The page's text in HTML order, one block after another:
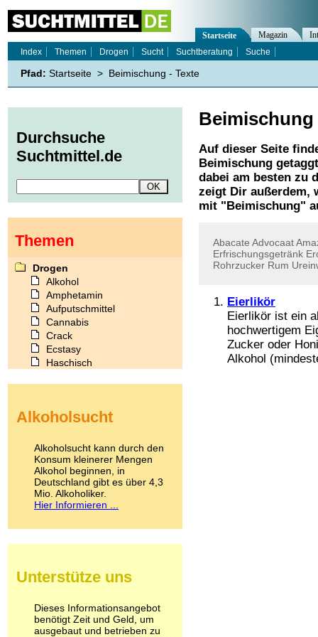
Beimischung
Auf dieser Seite
Beimischung
dabei am besten zu
zeigt Dir außerdem,
mit " Beimischung"
Abacate Advocaat
Erfrischungsgetränk
Rohrzucker Rum
Eierlikör
Eierlikör ist ein
hochwertigem
Zucker oder
Alkohol
Startseite Magazin
Index
Themen Drogen Sucht Suchtberatung Suche
Pfad: Startseite > Beimischung - Texte
Durchsuche
Suchtmittel.de
Themen
Drogen
Alkohol
Amphetamin
Aufputschmittel
Cannabis
Crack
Ecstasy
Haschisch
Kokain
LSD
Marihuana
Medikamente
Meskalin
Metamphetamin
Methadon
Pilze
Psychopharmaka
Schlafmittel
Schmerzmittel
Alkoholsucht
Alkoholsucht kann durch den
Konsum kleinerer Mengen
Alkohol beginnen, in
Deutschland gibt es über 4,3
Mio. Alkoholiker.
Hier Informieren ...
Unterstütze uns
Dieses Informationsangebot
benötigt Zeit und Geld, um
ausgebaut und betrieben zu